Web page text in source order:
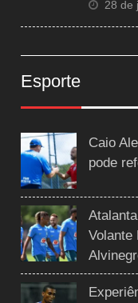
28 de
Esporte
Caio
pode
Volante